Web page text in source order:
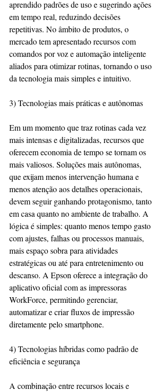
aprendido padrões de uso e sugerindo ações
em tempo real, reduzindo decisões
repetitivas. No âmbito de produtos, o
mercado tem apresentado recursos com
comandos por voz e automação inteligente
aliados para otimizar rotinas, tornando o uso
da tecnologia mais simples e intuitivo.
3) Tecnologias mais práticas e autônomas
Em um momento que traz rotinas cada vez
mais intensas e digitalizadas, recursos que
oferecem economia de tempo se tornam os
mais valiosos. Soluções mais autônomas,
que exijam menos intervenção humana e
menos atenção aos detalhes operacionais,
devem seguir ganhando protagonismo, tanto
em casa quanto no ambiente de trabalho. A
lógica é simples: quanto menos tempo gasto
com ajustes, falhas ou processos manuais,
mais espaço sobra para atividades
estratégicas ou até para entretenimento ou
descanso. A Epson oferece a integração do
aplicativo oficial com as impressoras
WorkForce, permitindo gerenciar,
automatizar e criar fluxos de impressão
diretamente pelo smartphone.
4) Tecnologias híbridas como padrão de
eficiência e segurança
A combinação entre recursos locais e